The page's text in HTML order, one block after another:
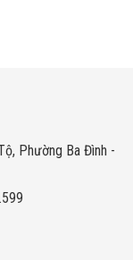
Phường Ba Đình -